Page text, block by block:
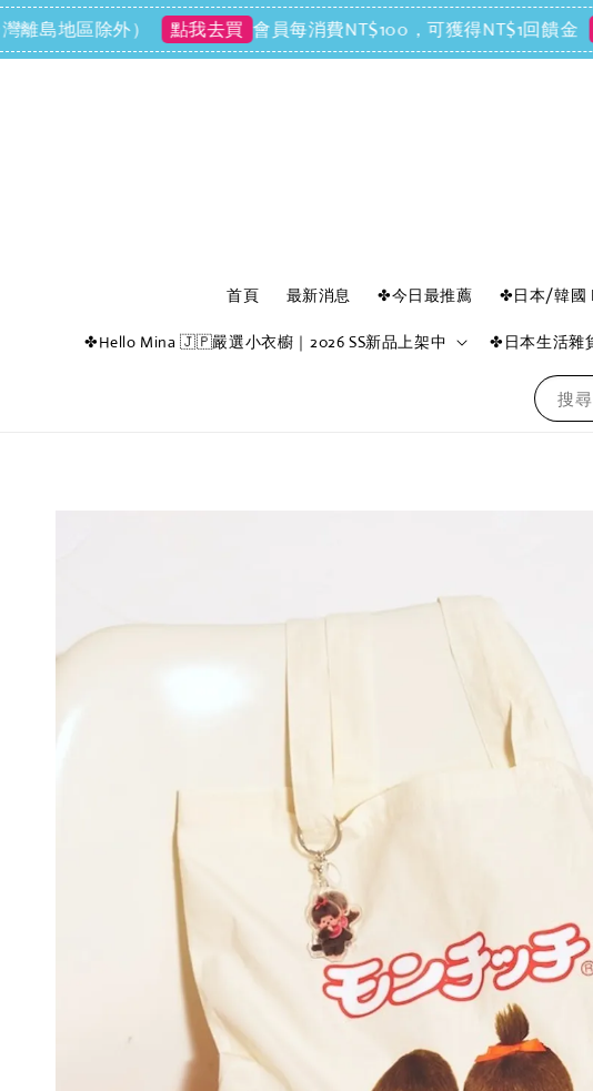
地區除外） 點我去買 會員每消費NT$100，可獲得NT$1回饋金 點
搜尋
首頁 最新消息 ✤今日最推薦 ✤日本/韓國
✤Hello Mina 🇯🇵嚴選小衣櫥｜2026 SS新品上架中 ✤日本生活雜